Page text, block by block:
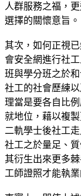
人群服務之福，
選擇的關懷意旨。
其次，如何正視
會安全網進行社
班與學分班之於
社工的社會歷練
理當是要各自比
就地位，藉以複
二軌學士後社工
社工之於量足、
其衍生出來更多
工師證照才能執